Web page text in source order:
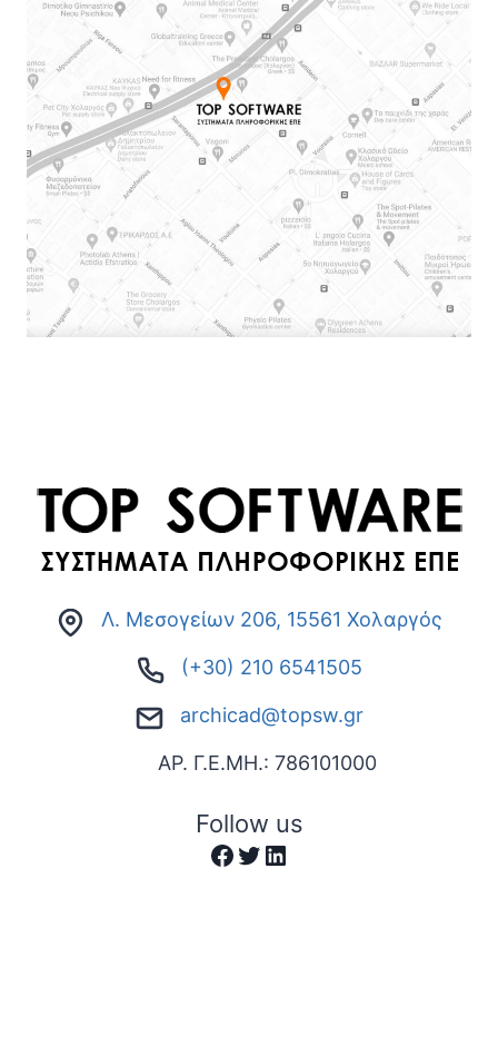
Λ. Μεσογείων 206, 15561 Χολαργός
(+30) 210 6541505
archicad@topsw.gr
ΑΡ. Γ.Ε.ΜΗ.: 786101000
Follow us
Facebook
Twitter
Linkedin